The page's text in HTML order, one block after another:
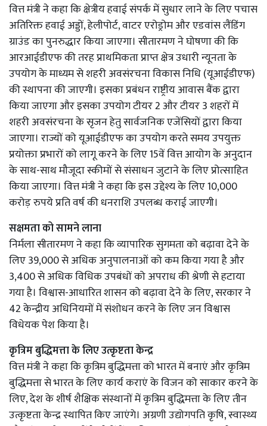
वित्त मंत्री ने कहा कि क्षेत्रीय हवाई संपर्क में सुधार लाने के लिए पचास
अतिरिक्त हवाई अड्डों, हेलीपोर्ट, वाटर एरोड्रोम और एडवांस लैंडिंग
ग्राउंड का पुनरुद्धार किया जाएगा। सीतारमण ने घोषणा की कि
आरआईडीएफ की तरह प्राथमिकता प्राप्त क्षेत्र उधारी न्यूनता के
उपयोग के माध्यम से शहरी अवसंरचना विकास निधि (यूआईडीएफ)
की स्थापना की जाएगी। इसका प्रबंधन राष्ट्रीय आवास बैंक द्वारा
किया जाएगा और इसका उपयोग टीयर 2 और टीयर 3 शहरों में
शहरी अवसंरचना के सृजन हेतु सार्वजनिक एजेंसियों द्वारा किया
जाएगा। राज्यों को यूआईडीएफ का उपयोग करते समय उपयुक्त
प्रयोक्ता प्रभारों को लागू करने के लिए 15वें वित्त आयोग के अनुदान
के साथ-साथ मौजूदा स्कीमों से संसाधन जुटाने के लिए प्रोत्साहित
किया जाएगा। वित्त मंत्री ने कहा कि इस उद्देश्य के लिए 10,000
करोड़ रुपये प्रति वर्ष की धनराशि उपलब्ध कराई जाएगी।
सक्षमता को सामने लाना
निर्मला सीतारमण ने कहा कि व्यापारिक सुगमता को बढ़ावा देने के
लिए 39,000 से अधिक अनुपालनाओं को कम किया गया है और
3,400 से अधिक विधिक उपबंधों को अपराध की श्रेणी से हटाया
गया है। विश्वास-आधारित शासन को बढ़ावा देने के लिए, सरकार ने
42 केन्द्रीय अधिनियमों में संशोधन करने के लिए जन विश्वास
विधेयक पेश किया है।
कृत्रिम बुद्धिमत्ता के लिए उत्कृष्टता केन्द्र
वित्त मंत्री ने कहा कि कृत्रिम बुद्धिमत्ता को भारत में बनाएं और कृत्रिम
बुद्धिमत्ता से भारत के लिए कार्य कराएं के विजन को साकार करने के
लिए, देश के शीर्ष शैक्षिक संस्थानों में कृत्रिम बुद्धिमत्ता के लिए तीन
उत्कृष्टता केन्द्र स्थापित किए जाएंगे। अग्रणी उद्योगपति कृषि, स्वास्थ्य